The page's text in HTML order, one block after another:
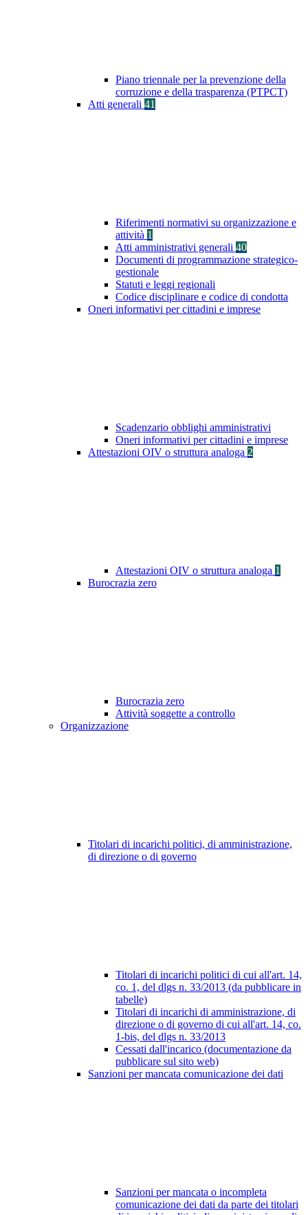
Piano triennale per la prevenzione della
corruzione e della trasparenza (PTPCT)
Atti generali 41
Riferimenti normativi su organizzazione e
attività 1
Atti amministrativi generali 40
Documenti di programmazione strategico-
gestionale
Statuti e leggi regionali
Codice disciplinare e codice di condotta
Oneri informativi per cittadini e imprese
Scadenzario obblighi amministrativi
Oneri informativi per cittadini e imprese
Attestazioni OIV o struttura analoga 2
Attestazioni OIV o struttura analoga 1
Burocrazia zero
Burocrazia zero
Attività soggette a controllo
Organizzazione
Titolari di incarichi politici, di amministrazione,
di direzione o di governo
Titolari di incarichi politici di cui all'art. 14,
co. 1, del dlgs n. 33/2013 (da pubblicare in
tabelle)
Titolari di incarichi di amministrazione, di
direzione o di governo di cui all'art. 14, co.
1-bis, del dlgs n. 33/2013
Cessati dall'incarico (documentazione da
pubblicare sul sito web)
Sanzioni per mancata comunicazione dei dati
Sanzioni per mancata o incompleta
comunicazione dei dati da parte dei titolari